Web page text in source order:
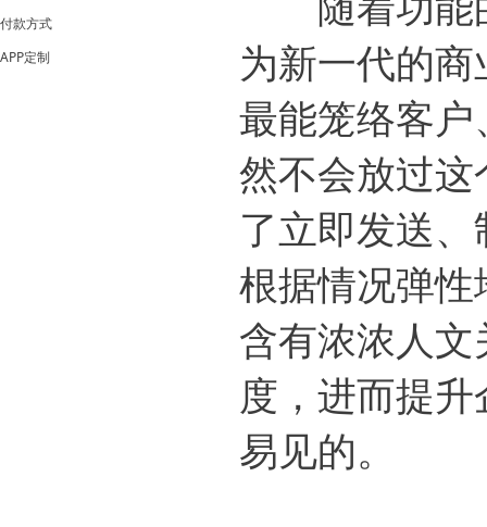
付款方式
APP定制
为新一代的
最能笼络客
然不会放过
了立即发送
根据情况弹
含有浓浓人
度，进而提
易见的。